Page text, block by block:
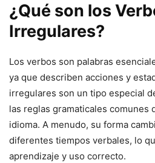
¿Qué son los
Irregulares?
Los verbos son palabras
ya que describen acciones y
irregulares son un tipo especial
las reglas gramaticales comunes
idioma. A menudo, su forma
diferentes tiempos verbales, lo
aprendizaje y uso correcto.